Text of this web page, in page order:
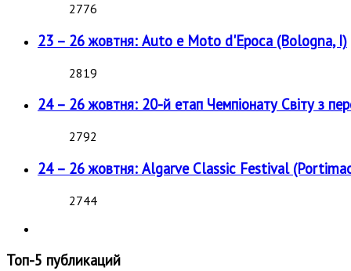
2776
23 – 26 жовтня: Auto e Moto d'Epoca (Bologna, I)
2819
24 – 26 жовтня: 20-й етап Чемпіонату Світу з
2792
24 – 26 жовтня: Algarve Classic Festival
2744
Топ-5 публикаций